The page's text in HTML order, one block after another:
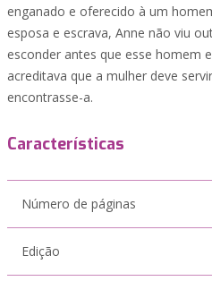
enganado e oferecido à um
esposa e escrava, Anne não viu
esconder antes que esse homem
acreditava que a mulher deve
encontrasse-a.
Características
Número de páginas
Edição